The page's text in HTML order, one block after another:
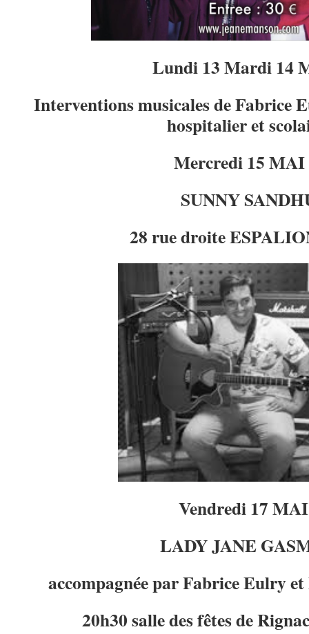
Lundi 13 Mardi 14
Interventions musicales de Fabrice
hospitalier et
Mercredi 15
SUNNY
28 rue droite
Vendredi 17
LADY JANE
accompagnée par Fabrice Eulry
20h30 salle des fêtes de